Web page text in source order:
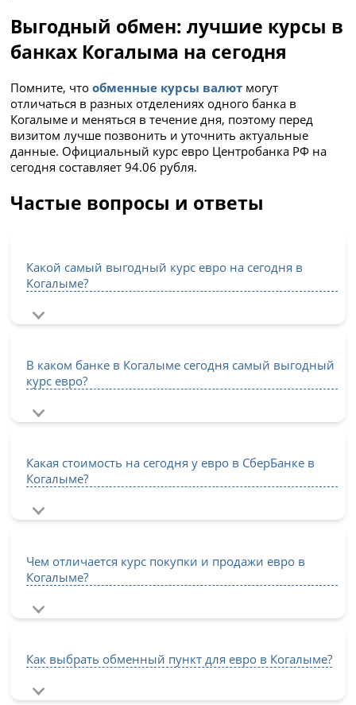
Выгодный обмен: лучшие курсы в
банках Когалыма на сегодня
Помните, чтообменные курсы валют могут
отличаться в разных отделениях одного банка в
Когалыме и меняться в течение дня, поэтому перед
визитом лучше позвонить и уточнить актуальные
данные. Официальный курс евро Центробанка РФ на
сегодня составляет 94.06 рубля.
Частые вопросы и ответы
Какой самый выгодный курс евро на сегодня в
Когалыме?
В каком банке в Когалыме сегодня самый выгодный
курс евро?
Какая стоимость на сегодня у евро в СберБанке в
Когалыме?
Чем отличается курс покупки и продажи евро в
Когалыме?
Как выбрать обменный пункт для евро в Когалыме?